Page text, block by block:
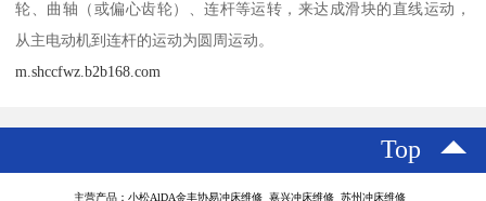
轮、曲轴（或偏心齿轮）、连杆等运转，来达成滑块的直线运动，
从主电动机到连杆的运动为圆周运动。
m.shccfwz.b2b168.com
Top
主营产品：小松AlDA金丰协易冲床维修 嘉兴冲床维修 苏州冲床维修